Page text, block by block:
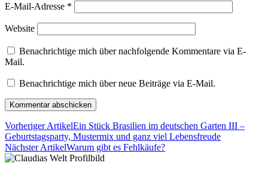
E-Mail-Adresse *
Website
Benachrichtige mich über nachfolgende Kommentare via E-
Mail.
Benachrichtige mich über neue Beiträge via E-Mail.
Vorheriger ArtikelEin Stück Brasilien im deutschen Garten III –
Geburtstagsparty, Mustermix und ganz viel Lebensfreude
Nächster ArtikelWarum gibt es Fehlkäufe?